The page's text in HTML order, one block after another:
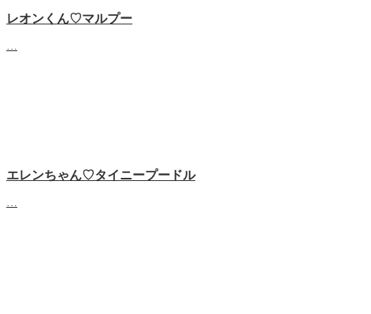
レオンくん♡マルプー
エレンちゃん♡タイニープードル